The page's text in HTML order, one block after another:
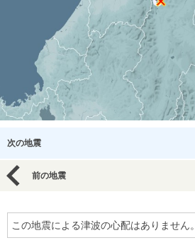
次の地震
前の地震
この地震による津波の心配はありません。